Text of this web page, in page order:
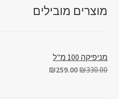
מוצרים מובילים
מניפיקה 100 מ"ל
₪330.00
₪259.00